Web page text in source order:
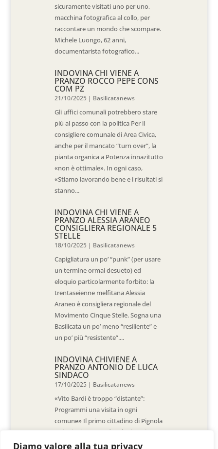
Diamo valore alla tua privacy
sicuramente visitati uno per uno,
macchina fotografica al collo, per
raccontare un mondo che scompare.
Michele Luongo, 62 anni,
documentarista fotografico...
INDOVINA CHI VIENE A
PRANZO ROCCO PEPE CONS
COM PZ
21/10/2025 | Basilicatanews
Gli uffici comunali potrebbero stare
più al passo con la politica Per il
consigliere comunale di Area Civica,
anche per il mancato “turn over”, la
pianta organica a Potenza innazitutto
«non è ottimale». In ogni caso,
«Stiamo lavorando bene e i risultati si
stanno...
INDOVINA CHI VIENE A
PRANZO ALESSIA ARANEO
CONSIGLIERA REGIONALE 5
STELLE
18/10/2025 | Basilicatanews
Capigliatura un po’ “punk” (per usare
un termine ormai desueto) ed
eloquio particolarmente forbito: la
trentaseienne melfitana Alessia
Araneo è consigliera regionale del
Movimento Cinque Stelle. Sogna una
Basilicata un po’ meno “resiliente” e
un po’ più “resistente”....
INDOVINA CHIVIENE A
PRANZO ANTONIO DE LUCA
SINDACO
17/10/2025 | Basilicatanews
«Vito Bardi è troppo “distante”:
Programmi una visita in ogni
comune» Il primo cittadino di Pignola
«L’ho invitato a vedere la situazione
al Pantano, ma non è venuto. La